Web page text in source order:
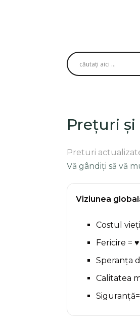
Prețuri
Preturi
Vă gândiți să vă
Viziunea
Costul
Fericire =
Speranța
Calitatea